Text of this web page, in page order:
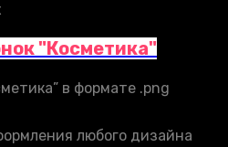
"Косметика"
в формате .png
любого дизайна